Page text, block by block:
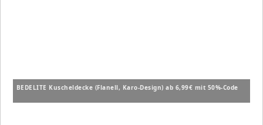
BEDELITE Kuscheldecke (Flanell, Karo-Design) ab 6,99€ mit 50%-Code